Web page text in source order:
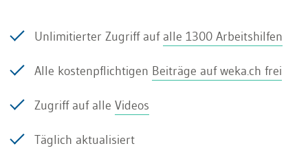
Entzug der Bewilligung sind im
Arbeitsvermittlungsgesetz (AVG) geregelt.
Der Verleihvertrag mit dem
Unlimitierter Zugriff auf alle 1300 Arbeitshilfen
Alle kostenpflichtigen Beiträge auf weka.ch frei
Zugriff auf alle Videos
Täglich aktualisiert